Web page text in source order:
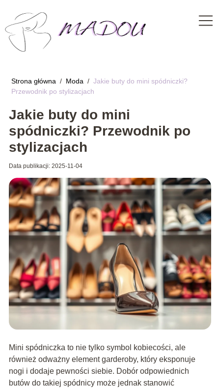
Strona główna / Moda / Jakie buty do mini spódniczki?
Przewodnik po stylizacjach
Jakie buty do mini
spódniczki? Przewodnik po
stylizacjach
Data publikacji: 2025-11-04
Mini spódniczka to nie tylko symbol kobiecości, ale
również odważny element garderoby, który eksponuje
nogi i dodaje pewności siebie. Dobór odpowiednich
butów do takiej spódnicy może jednak stanowić